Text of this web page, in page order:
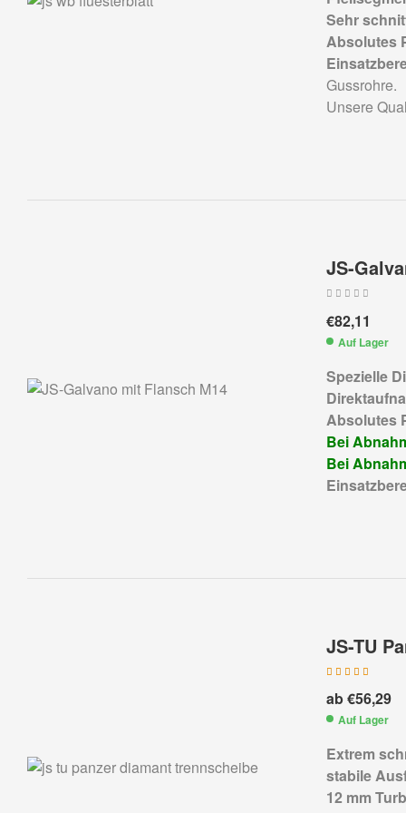
Sehr
Absolutes
Gussrohre.
Unsere
JS-
€82,11
Auf Lager
Spezielle
Absolutes
Bei
Bei
JS-TU
5.00 von 5
ab€56,29
Auf Lager
Extrem
stabile
12 mm